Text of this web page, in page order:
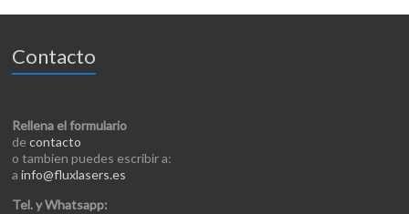
Contacto
Rellena el formulario
decontacto
o tambien puedes escribir a:
ainfo@fluxlasers.es
Tel. y Whatsapp: